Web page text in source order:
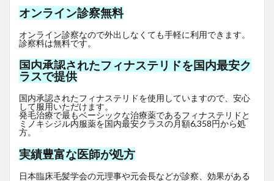
オンライン診察無料
オンライン診察なので外出しなくても手軽に利用できます。
診察料は無料です。
国内承認されたフィナステリドを国内最安ク
ラスで提供
国内承認されたフィナステリドを使用していますので、安心
して服用いただけます。
発毛治療で最もベーシックな治療薬であるフィナステリドと
ミノキシジル内服薬を国内最安クラスの月額6,358円から処
方。
実績豊富な医師が処方
日本臨床毛髪学会の元理事や元会長などが診察、効果がある